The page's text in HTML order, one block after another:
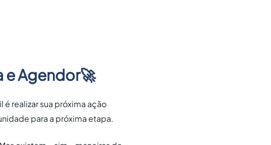
e Agendor🚀
realizar sua próxima ação
para a próxima etapa.